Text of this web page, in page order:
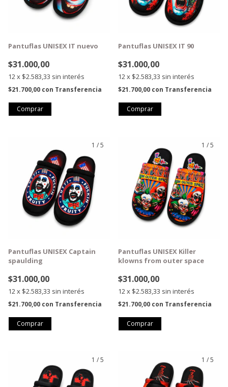
Pantuflas UNISEX IT nuevo
$31.000,00
12x $2.583,33 sin interés
$21.700,00 con Transferencia
Comprar
Pantuflas UNISEX IT 90
$31.000,00
12x $2.583,33 sin interés
$21.700,00 con Transferencia
Comprar
1 /5
Pantuflas UNISEX Captain
spaulding
$31.000,00
12x $2.583,33 sin interés
$21.700,00 con Transferencia
Comprar
1 /5
Pantuflas UNISEX Killer
klowns from outer space
$31.000,00
12x $2.583,33 sin interés
$21.700,00 con Transferencia
Comprar
1 /5 1 /5